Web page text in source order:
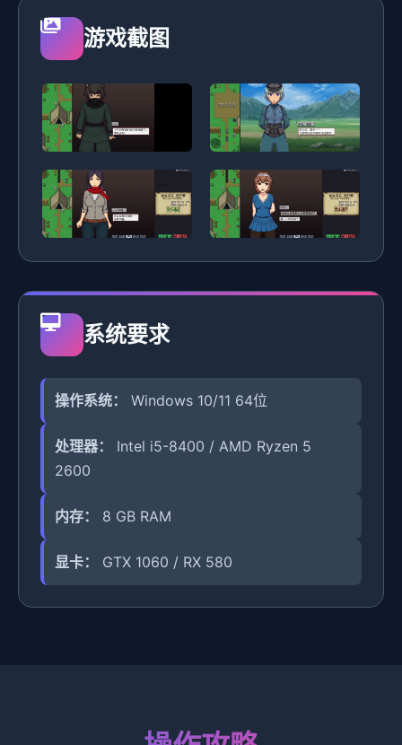
游戏截图
系统要求
操作系统： Windows 10/11 64位
处理器：
Intel i5-8400 / AMD Ryzen 5
2600
内存： 8 GB RAM
显卡： GTX 1060 / RX 580